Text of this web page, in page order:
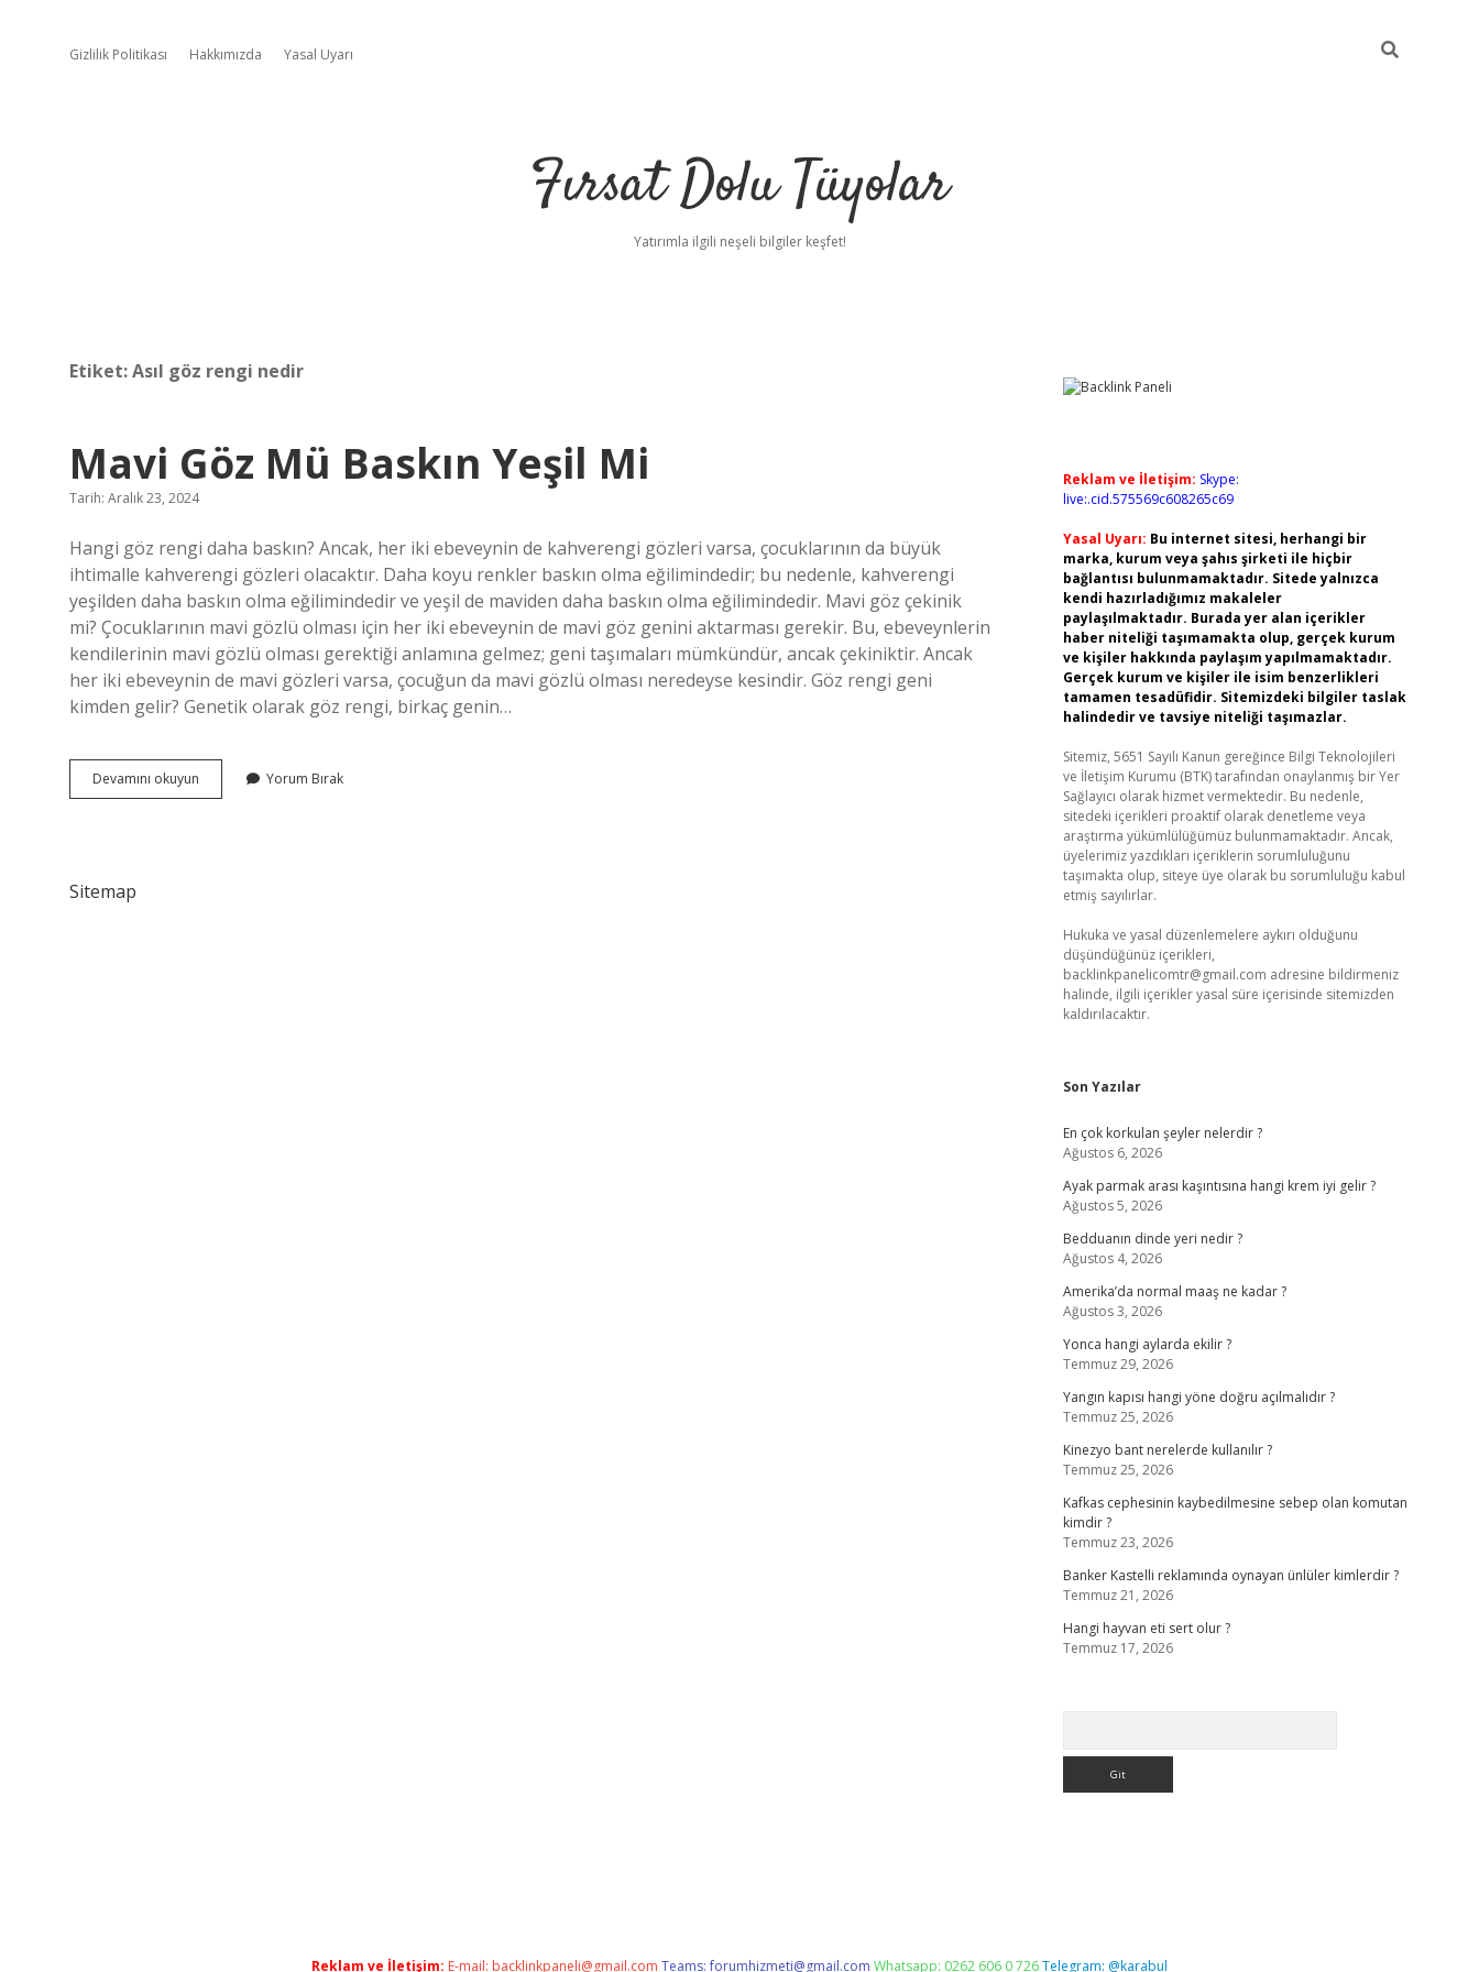
Gizlilik Politikası Hakkımızda Yasal Uyarı
Fırsat Dolu Tüyolar
Yatırımla ilgili neşeli bilgiler keşfet!
Etiket:Asıl göz rengi nedir
Mavi Göz Mü Baskın Yeşil Mi
Tarih: Aralık 23, 2024
Hangi göz rengi daha baskın? Ancak, her iki ebeveynin de kahverengi gözleri varsa, çocuklarının da büyük
ihtimalle kahverengi gözleri olacaktır. Daha koyu renkler baskın olma eğilimindedir; bu nedenle, kahverengi
yeşilden daha baskın olma eğilimindedir ve yeşil de maviden daha baskın olma eğilimindedir. Mavi göz çekinik
mi? Çocuklarının mavi gözlü olması için her iki ebeveynin de mavi göz genini aktarması gerekir. Bu, ebeveynlerin
kendilerinin mavi gözlü olması gerektiği anlamına gelmez; geni taşımaları mümkündür, ancak çekiniktir. Ancak
her iki ebeveynin de mavi gözleri varsa, çocuğun da mavi gözlü olması neredeyse kesindir. Göz rengi geni
kimden gelir? Genetik olarak göz rengi, birkaç genin…
Devamını okuyun
Göz
Yorum Bırak
Sitemap
Sidebar
Reklam ve İletişim: Skype:
live:.cid.575569c608265c69
Yasal Uyarı: Bu internet sitesi, herhangi bir
marka, kurum veya şahıs şirketi ile hiçbir
bağlantısı bulunmamaktadır. Sitede yalnızca
kendi hazırladığımız makaleler
paylaşılmaktadır. Burada yer alan içerikler
haber niteliği taşımamakta olup, gerçek kurum
ve kişiler hakkında paylaşım yapılmamaktadır.
Gerçek kurum ve kişiler ile isim benzerlikleri
tamamen tesadüfidir. Sitemizdeki bilgiler taslak
halindedir ve tavsiye niteliği taşımazlar.
Sitemiz, 5651 Sayılı Kanun gereğince Bilgi Teknolojileri
ve İletişim Kurumu (BTK) tarafından onaylanmış bir Yer
Sağlayıcı olarak hizmet vermektedir. Bu nedenle,
sitedeki içerikleri proaktif olarak denetleme veya
araştırma yükümlülüğümüz bulunmamaktadır. Ancak,
üyelerimiz yazdıkları içeriklerin sorumluluğunu
taşımakta olup, siteye üye olarak bu sorumluluğu kabul
etmiş sayılırlar.
Hukuka ve yasal düzenlemelere aykırı olduğunu
düşündüğünüz içerikleri,
backlinkpanelicomtr@gmail.com adresine bildirmeniz
halinde, ilgili içerikler yasal süre içerisinde sitemizden
kaldırılacaktır.
Son Yazılar
En çok korkulan şeyler nelerdir ?
Ağustos 6, 2026
Ayak parmak arası kaşıntısına hangi krem iyi gelir ?
Ağustos 5, 2026
Bedduanın dinde yeri nedir ?
Ağustos 4, 2026
Amerika’da normal maaş ne kadar ?
Ağustos 3, 2026
Yonca hangi aylarda ekilir ?
Temmuz 29, 2026
Yangın kapısı hangi yöne doğru açılmalıdır ?
Temmuz 25, 2026
Kinezyo bant nerelerde kullanılır ?
Temmuz 25, 2026
Kafkas cephesinin kaybedilmesine sebep olan komutan
kimdir ?
Temmuz 23, 2026
Banker Kastelli reklamında oynayan ünlüler kimlerdir ?
Temmuz 21, 2026
Hangi hayvan eti sert olur ?
Temmuz 17, 2026
Reklam ve İletişim: E-mail: backlinkpaneli@gmail.com Teams:forumhizmeti@gmail.com Whatsapp: 0262 606 0 726Telegram: @karabul